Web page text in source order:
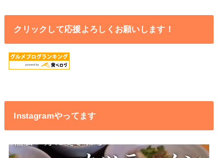
クリックして応援よろしくお願いします！
Instagramやってます